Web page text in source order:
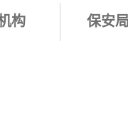
构 保安